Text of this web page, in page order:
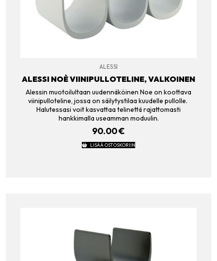
ALESSI
ALESSI NOÈ VIINIPULLOTELINE, VALKOINEN
Alessin muotoilultaan uudennäköinen Noe on koottava
viinipulloteline, jossa on säilytystilaa kuudelle pullolle.
Halutessasi voit kasvattaa telinettä rajattomasti
hankkimalla useamman moduulin.
90.00€
LISÄÄ OSTOSKORIIN